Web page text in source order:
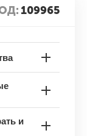
109965
и